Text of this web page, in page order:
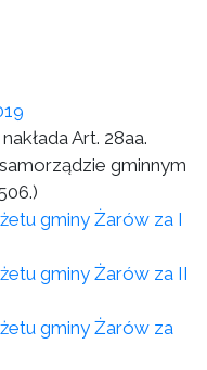
Art. 28aa.
gminnym
gminy Żarów za I
gminy Żarów za II
gminy Żarów za